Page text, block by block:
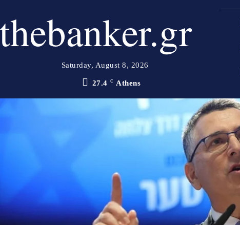
thebanker.gr
Saturday, August 8, 2026
27.4 C Athens